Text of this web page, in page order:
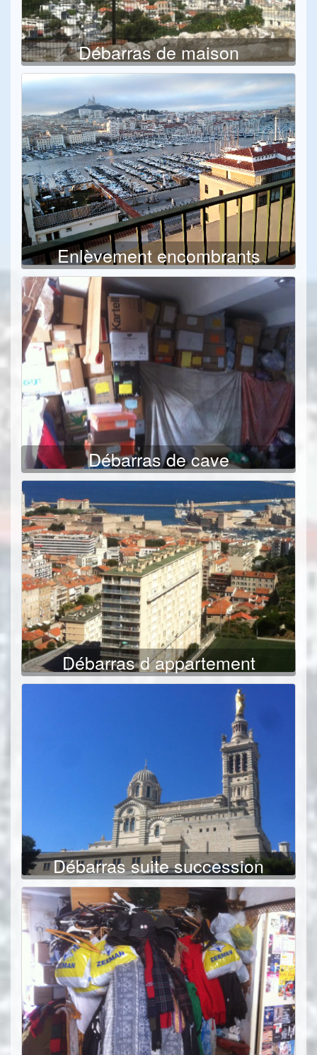
Débarras de maison
Enlèvement encombrants
Débarras de cave
Débarras d appartement
Débarras suite succession